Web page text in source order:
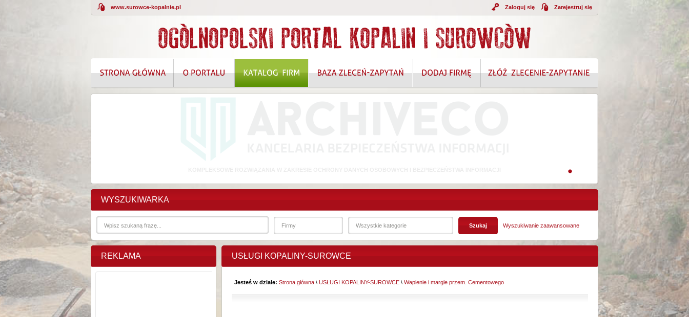
www.surowce-kopalnie.pl Zarejestruj się
Zaloguj się
WYSZUKIWARKA
Wyszukiwanie zaawansowane
REKLAMA USŁUGI KOPALINY-SUROWCE
Jesteś w dziale: Strona główna \ USŁUGI KOPALINY-SUROWCE \ Wapienie i margle przem. Cementowego